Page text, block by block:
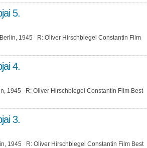
5.
1945 R: Oliver Hirschbiegel Constantin Film
4.
1945 R: Oliver Hirschbiegel Constantin Film Best
3.
1945 R: Oliver Hirschbiegel Constantin Film Best